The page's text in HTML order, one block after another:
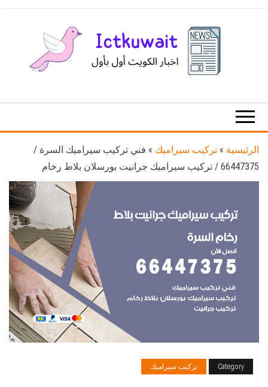
الكويت
الرئيسية » تركيب سيراميك » فني تركيب سيراميك السرة /
66447375 / تركيب سيراميك جرانيت بورسلان بلاط رخام
Category تركيب سيراميك